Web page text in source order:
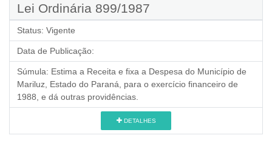
Lei Ordinária 899/1987
Status: Vigente
Data de Publicação:
Súmula: Estima a Receita e fixa a Despesa do Município de
Mariluz, Estado do Paraná, para o exercício financeiro de
1988, e dá outras providências.
DETALHES